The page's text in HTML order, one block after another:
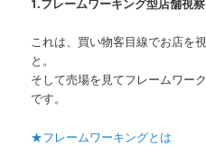
1.フレームワーキング型店舗視察
これは、買い物客目線でお店を
と。
そして売場を見てフレームワー
です。
★フレームワーキングとは